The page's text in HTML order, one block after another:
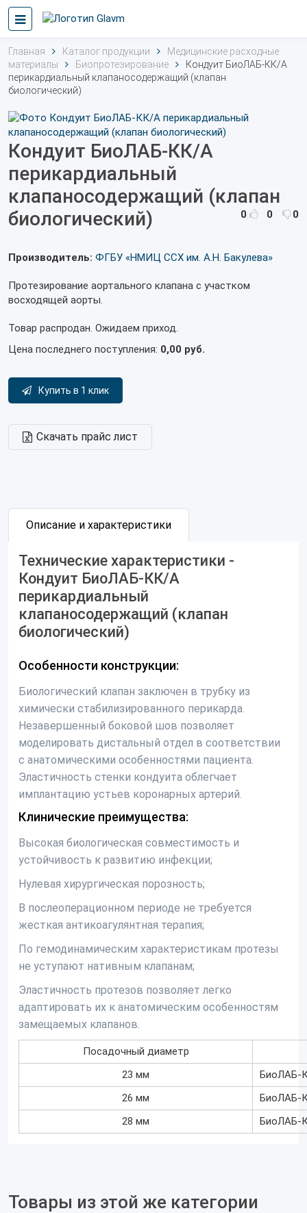
Главная Каталог продукции
Медицинские расходные
материалы
Биопротезирование
Кондуит БиоЛАБ-КК/А
перикардиальный клапаносодержащий (клапан
биологический)
Кондуит БиоЛАБ-КК/А
перикардиальный
клапаносодержащий (клапан
биологический)
0 0 0
Производитель: ФГБУ «НМИЦ ССХ им. А.Н. Бакулева»
Протезирование аортального клапана с участком
восходящей аорты.
Товар распродан. Ожидаем приход.
Цена последнего поступления: 0,00 руб.
Купить в 1 клик
Скачать прайс лист
Описание и характеристики
Технические характеристики -
Кондуит БиоЛАБ-КК/А
перикардиальный
клапаносодержащий (клапан
биологический)
Особенности конструкции:
Биологический клапан заключен в трубку из
химически стабилизированного перикарда.
Незавершенный боковой шов позволяет
моделировать дистальный отдел в соответствии
с анатомическими особенностями пациента.
Эластичность стенки кондуита облегчает
имплантацию устьев коронарных артерий.
Клинические преимущества:
Высокая биологическая совместимость и
устойчивость к развитию инфекции;
Нулевая хирургическая порозность;
В послеоперационном периоде не требуется
жесткая антикоагулянтная терапия;
По гемодинамическим характеристикам протезы
не уступают нативным клапанам;
Эластичность протезов позволяет легко
адаптировать их к анатомическим особенностям
замещаемых клапанов.
Посадочный диаметр
23 мм
БиоЛАБ-
26 мм
БиоЛАБ-
28 мм
БиоЛАБ-
Товары из этой же категории